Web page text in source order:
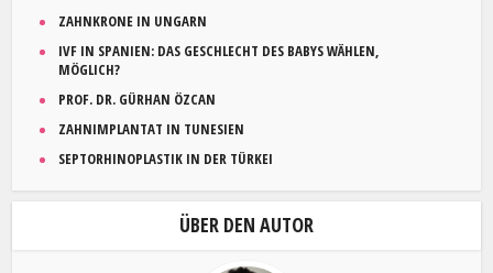
ZAHNKRONE IN UNGARN
IVF IN SPANIEN: DAS GESCHLECHT DES BABYS WÄHLEN,
MÖGLICH?
PROF. DR. GÜRHAN ÖZCAN
ZAHNIMPLANTAT IN TUNESIEN
SEPTORHINOPLASTIK IN DER TÜRKEI
ÜBER DEN AUTOR